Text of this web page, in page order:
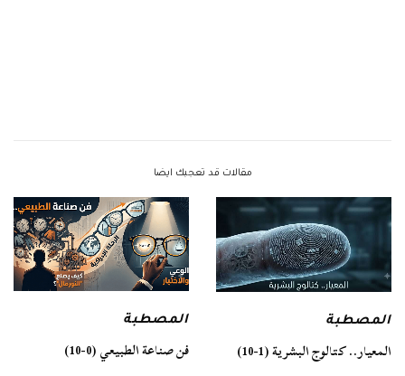
مقالات قد تعجبك ايضا
المصطبة
المعيار.. كتالوج البشرية (1-10)
المصطبة
فن صناعة الطبيعي (0-10)